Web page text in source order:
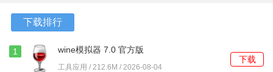
3、酷玩盒子提供的游戏评测和攻略，让玩家在游戏中更加得
心应手，提升游戏体验的也能享受更多乐趣。
软件功能
下载排行
1 wine模拟器 7.0 官方版
工具应用 / 212.6M / 2026-08-04
下载